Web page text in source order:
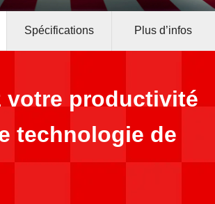
Spécifications Plus d’infos
votre productivité
technologie de